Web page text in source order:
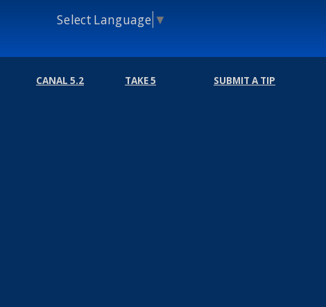
Select Language ▼
CANAL 5.2 TAKE 5 SUBMIT A TIP